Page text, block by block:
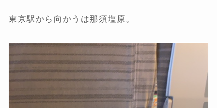
東京駅から向かうは那須塩原。